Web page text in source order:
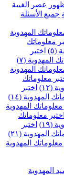
عصر الغيبة
جميع الأسئلة
المهدوية
معلوماتك
(٥)
اختبر
المهدوية (٧)
المهدوية
معلوماتك
(١٢)
اختبر
المهدوية (١٤)
معلوماتك المهدوية
اختبر معلوماتك
(١٩)
اختبر
المهدوية (٢١)
معلوماتك المهدوية
المهدوية